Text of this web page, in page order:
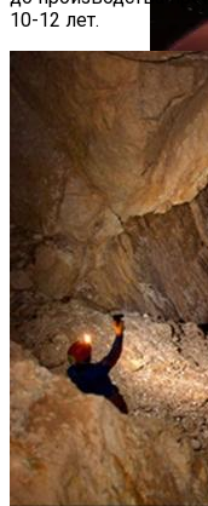
В
10-12 лет.